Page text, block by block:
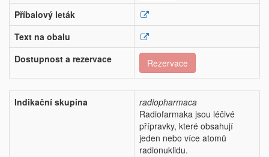
Příbalový leták
Text na obalu
Dostupnost a rezervace
Rezervace
Indikační skupina
radiopharmaca
Radiofarmaka jsou léčivé
přípravky, které obsahují
jeden nebo více atomů
radionuklidu.